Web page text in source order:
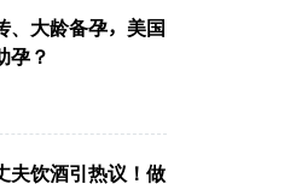
、大龄备孕，美国
孕？
夫饮酒引热议！做